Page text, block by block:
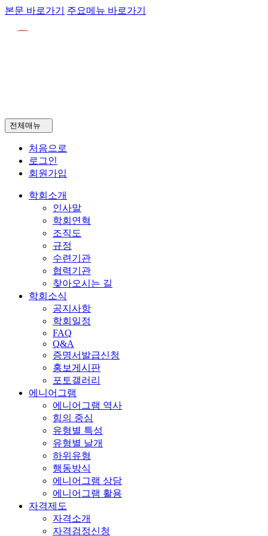
본문 바로가기 주요메뉴 바로가기
전체매뉴
처음으로
로그인
회원가입
학회소개
인사말
학회연혁
조직도
규정
수련기관
협력기관
찾아오시는 길
학회소식
공지사항
학회일정
FAQ
Q&A
증명서발급신청
홍보게시판
포토갤러리
에니어그램
에니어그램 역사
힘의 중심
유형별 특성
유형별 날개
하위유형
행동방식
에니어그램 상담
에니어그램 활용
자격제도
자격소개
자격검정신청